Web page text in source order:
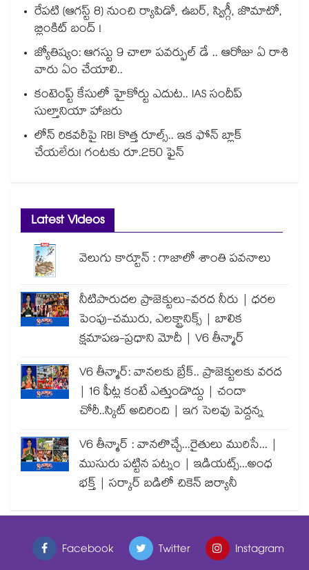
రేపటి (ఆగస్ట్ 8) నుంచి ర్యాపిడో, ఉబర్, స్విగ్గీ, జొమాటో,
బ్లింకిట్ బంద్ !
జ్యోతిష్యం: ఆగస్టు 9 చాలా పవర్ఫుల్ డే .. ఆరోజు ఏ రాశి
వారు ఏం చేయాలి..
కంటెంప్ట్ కేసులో హైకోర్టు ఎదుట.. IAS సందీప్
సుల్తానియా హాజరు
లోన్ రికవరీపై RBI కొత్త రూల్స్.. ఇక ఫోన్ బ్లాక్
చేయలేరు! గంటకు రూ.250 ఫైన్
Latest Videos
వెలుగు కార్టూన్ : గాజాలో శాంతి పవనాలు
నీటిపారుదల ప్రాజెక్టులు-వరద నీరు | ధరల
పెంపు-చమురు, ఎలక్ట్రానిక్స్ | బాలిక
క్షమాపణ-ప్రధాని మోదీ | V6 తీన్మార్
V6 తీన్మార్: వానలకు బ్రేక్.. ప్రాజెక్టులకు వరద
| 16 ఫీట్ల కంటే ఎత్తుండొద్దు | చందా
చోరీ..స్కిట్ అదిరింది | ఇగ సెలవు పెద్దన్న
V6 తీన్మార్ : వానలొచ్చే...రైతులు మురిసే... |
ముసురు పట్టిన పట్నం | ఇడియట్స్...అంధ
భక్త్ | సర్కార్ బడిలో చికెన్ బిర్యానీ
Facebook Twitter Instagram